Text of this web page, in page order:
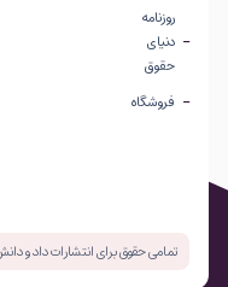
روزنامه
دنیای
حقوق
فروشگاه
تمامی حقوق برای انتشارات داد و